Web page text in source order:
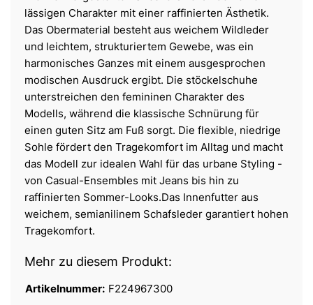
lässigen Charakter mit einer raffinierten Ästhetik.
Das Obermaterial besteht aus weichem Wildleder
und leichtem, strukturiertem Gewebe, was ein
harmonisches Ganzes mit einem ausgesprochen
modischen Ausdruck ergibt. Die stöckelschuhe
unterstreichen den femininen Charakter des
Modells, während die klassische Schnürung für
einen guten Sitz am Fuß sorgt. Die flexible, niedrige
Sohle fördert den Tragekomfort im Alltag und macht
das Modell zur idealen Wahl für das urbane Styling -
von Casual-Ensembles mit Jeans bis hin zu
raffinierten Sommer-Looks.Das Innenfutter aus
weichem, semianilinem Schafsleder garantiert hohen
Tragekomfort.
Mehr zu diesem Produkt:
Artikelnummer: F224967300